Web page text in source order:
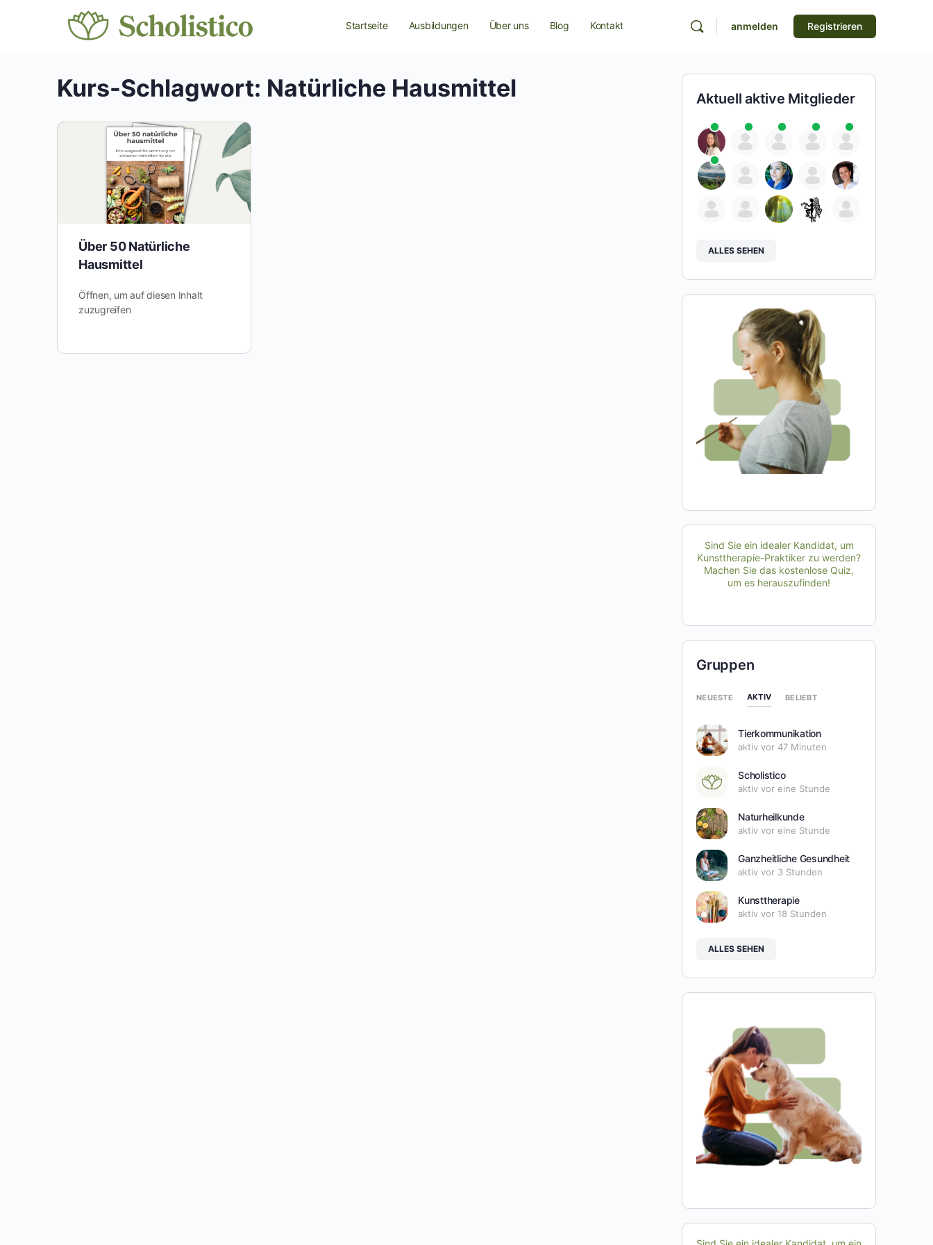
Startseite Ausbildungen Über uns Blog Kontakt anmelden Registrieren
Kurs-Schlagwort: Natürliche Hausmittel
Über 50 Natürliche
Hausmittel
Öffnen, um auf diesen Inhalt
zuzugreifen
Aktuell aktive Mitglieder
ALLES SEHEN
Sind Sie ein idealer Kandidat, um
Kunsttherapie-Praktiker zu werden?
Machen Sie das kostenlose Quiz,
um es herauszufinden!
Gruppen
NEUESTE AKTIV BELIEBT
Tierkommunikation
aktiv vor 47 Minuten
Scholistico
aktiv vor eine Stunde
Naturheilkunde
aktiv vor eine Stunde
Ganzheitliche Gesundheit
aktiv vor 3 Stunden
Kunsttherapie
aktiv vor 18 Stunden
ALLES SEHEN